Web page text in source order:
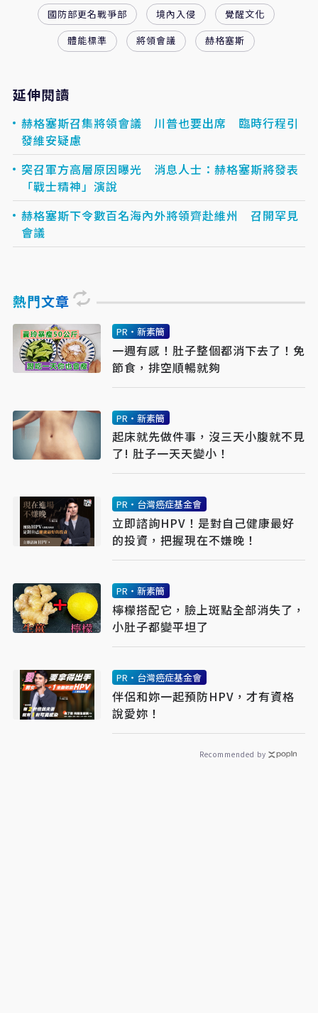
國防部更名戰爭部 境內入侵
覺醒文化
體能標準
將領會議 赫格塞斯
延伸閱讀
赫格塞斯召集將領會議 川普也要出席 臨時行程引
發維安疑慮
突召軍方高層原因曝光 消息人士：赫格塞斯將發表
「戰士精神」演說
赫格塞斯下令數百名海內外將領齊赴維州 召開罕見
會議
熱門文章
PR・新素簡
一週有感！肚子整個都消下去了！免
節食，排空順暢就夠
PR・新素簡
起床就先做件事，沒三天小腹就不見
了! 肚子一天天變小！
PR・台灣癌症基金會
立即諮詢HPV！是對自己健康最好
的投資，把握現在不嫌晚！
PR・新素簡
檸檬搭配它，臉上斑點全部消失了，
小肚子都變平坦了
PR・台灣癌症基金會
伴侶和妳一起預防HPV，才有資格
說愛妳！
Recommended by